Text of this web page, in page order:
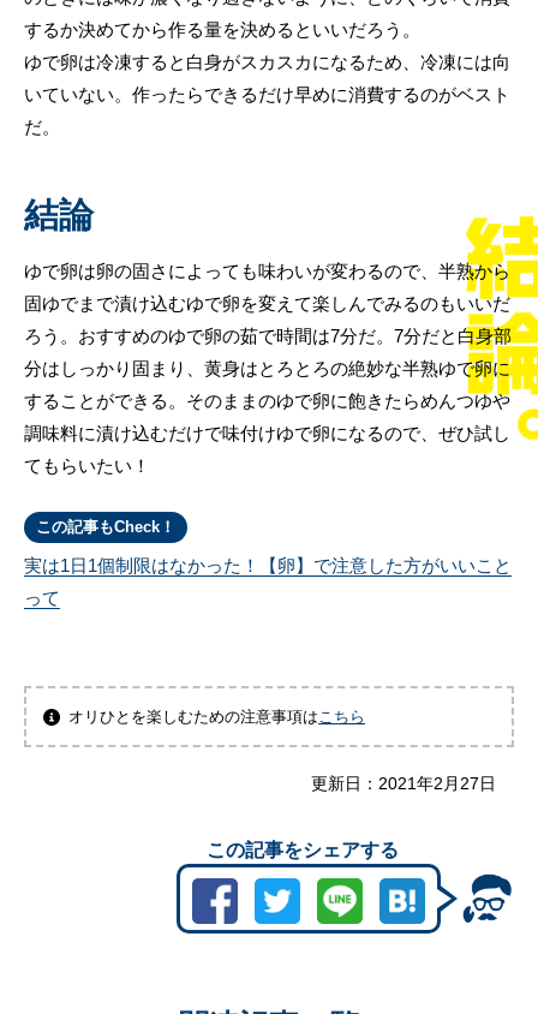
するか決めてから作る量を決めるといいだろう。
ゆで卵は冷凍すると白身がスカスカになるため、冷凍には向
いていない。作ったらできるだけ早めに消費するのがベスト
だ。
結論
ゆで卵は卵の固さによっても味わいが変わるので、半熟から
固ゆでまで漬け込むゆで卵を変えて楽しんでみるのもいいだ
ろう。おすすめのゆで卵の茹で時間は7分だ。7分だと白身部
分はしっかり固まり、黄身はとろとろの絶妙な半熟ゆで卵に
することができる。そのままのゆで卵に飽きたらめんつゆや
調味料に漬け込むだけで味付けゆで卵になるので、ぜひ試し
てもらいたい！
この記事もCheck！
実は1日1個制限はなかった！【卵】で注意した方がいいこと
って
オリひとを楽しむための注意事項は こちら
更新日： 2021年2月27日
この記事をシェアする